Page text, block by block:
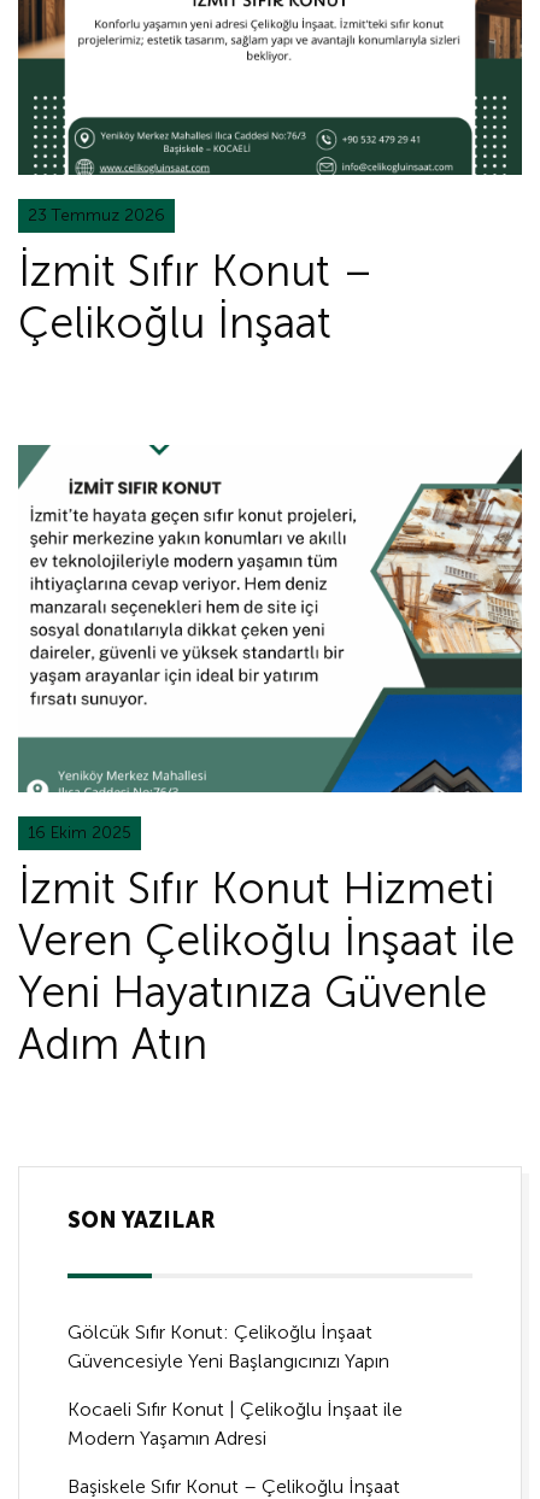
23 Temmuz 2026
İzmit Sıfır Konut –
Çelikoğlu İnşaat
16 Ekim 2025
İzmit Sıfır Konut Hizmeti
Veren Çelikoğlu İnşaat ile
Yeni Hayatınıza Güvenle
Adım Atın
SON YAZILAR
Gölcük Sıfır Konut: Çelikoğlu İnşaat
Güvencesiyle Yeni Başlangıcınızı Yapın
Kocaeli Sıfır Konut | Çelikoğlu İnşaat ile
Modern Yaşamın Adresi
Başiskele Sıfır Konut – Çelikoğlu İnşaat